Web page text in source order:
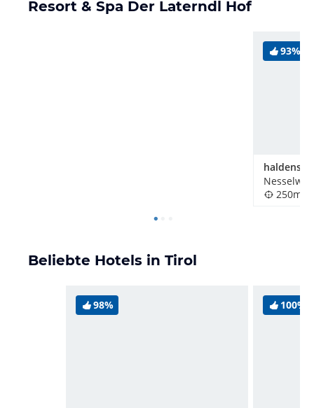
Resort & Spa Der Laterndl Hof
93%
250m
Beliebte Hotels in Tirol
98% 100%